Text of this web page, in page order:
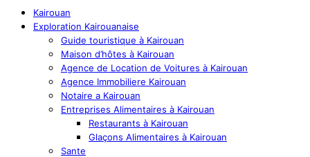
Kairouan
Exploration Kairouanaise
Guide touristique à Kairouan
Maison d’hôtes à Kairouan
Agence de Location de Voitures à Kairouan
Agence Immobiliere Kairouan
Notaire a Kairouan
Entreprises Alimentaires à Kairouan
Restaurants à Kairouan
Glaçons Alimentaires à Kairouan
Sante